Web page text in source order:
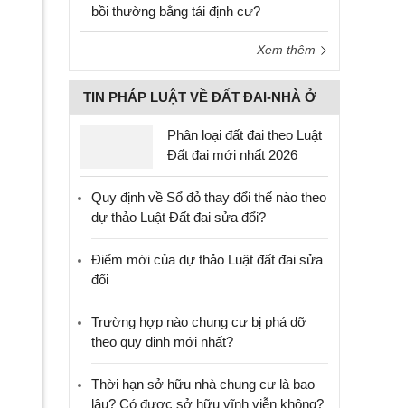
bồi thường bằng tái định cư?
Xem thêm
TIN PHÁP LUẬT VỀ ĐẤT ĐAI-NHÀ Ở
Phân loại đất đai theo Luật
Đất đai mới nhất 2026
Quy định về Sổ đỏ thay đổi thế nào theo
dự thảo Luật Đất đai sửa đổi?
Điểm mới của dự thảo Luật đất đai sửa
đổi
Trường hợp nào chung cư bị phá dỡ
theo quy định mới nhất?
Thời hạn sở hữu nhà chung cư là bao
lâu? Có được sở hữu vĩnh viễn không?